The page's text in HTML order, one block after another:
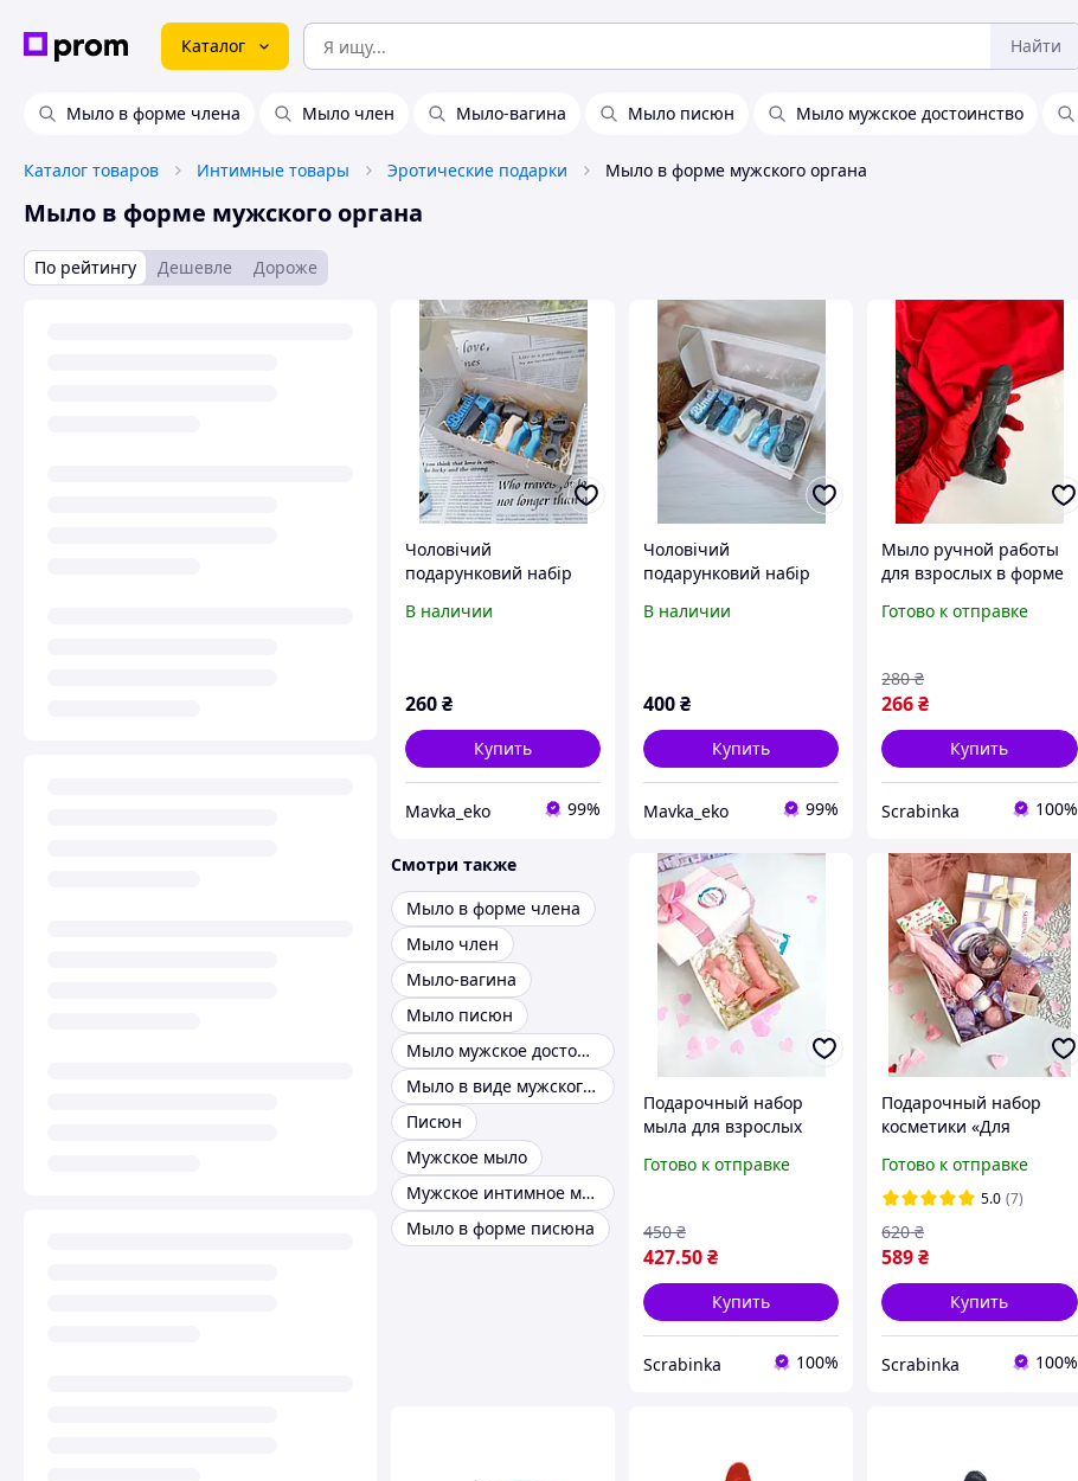
Каталог Найти
Мыло в форме члена Мыло член Мыло-вагина Мыло писюн Мыло мужское достоинство
Каталог товаров Интимные товары Эротические подарки Мыло в форме мужского органа
Мыло в форме мужского органа
По рейтингу Дешевле Дороже
Чоловічий
подарунковий набір
формі інструментів..
В наличии
260₴
Купить
Mavka_eko 99%
Чоловічий
подарунковий набір
формі інструментів і
В наличии
400₴
Купить
Mavka_eko 99%
Мыло ручной работы
для взрослых в форме
Готово к отправке
266₴
280 ₴
Купить
Scrabinka 100%
Смотри также
Мыло в форме члена
Мыло член
Мыло-вагина
Мыло писюн
Мыло мужское достоинство
Мыло в виде мужского органа
Писюн
Мужское мыло
Мужское интимное мыло
Мыло в форме писюна
Подарочный набор
мыла для взрослых
Готово к отправке
427.50₴
450 ₴
Купить
Scrabinka 100%
Подарочный набор
косметики «Для
Готово к отправке
5.0 (7)
589₴
620 ₴
Купить
Scrabinka 100%